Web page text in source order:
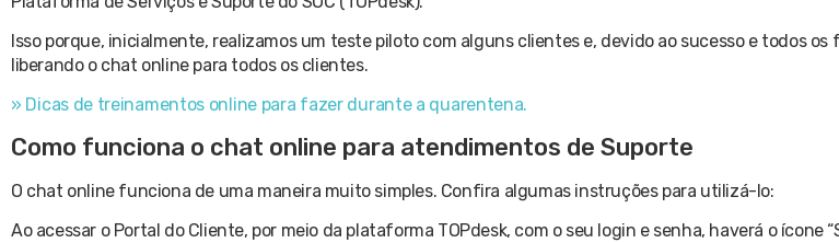
Isso porque, inicialmente, realizamos um teste piloto com alguns clientes e, devido ao sucesso e todos os
liberando o chat online para todos os clientes.
» Dicas de treinamentos online para fazer durante a quarentena.
Como funciona o chat online para atendimentos de Suporte
O chat online funciona de uma maneira muito simples. Confira algumas instruções para utilizá-lo:
Ao acessar o Portal do Cliente, por meio da plataforma TOPdesk, com o seu login e senha, haverá o ícone